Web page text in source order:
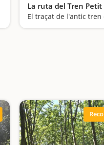
La ruta del Tren Petit